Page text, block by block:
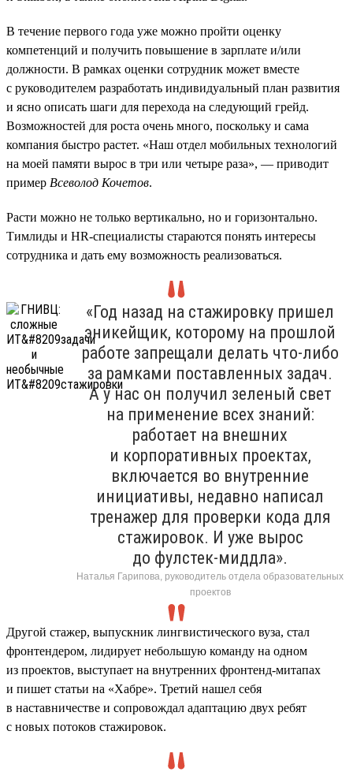
В течение первого года уже можно пройти оценку
компетенций и получить повышение в зарплате и/или
должности. В рамках оценки сотрудник может вместе
с руководителем разработать индивидуальный план развития
и ясно описать шаги для перехода на следующий грейд.
Возможностей для роста очень много, поскольку и сама
компания быстро растет. «Наш отдел мобильных технологий
на моей памяти вырос в три или четыре раза», — приводит
пример Всеволод Кочетов.
Расти можно не только вертикально, но и горизонтально.
Тимлиды и HR-специалисты стараются понять интересы
сотрудника и дать ему возможность реализоваться.
«Год назад на стажировку пришел
эникейщик, которому на прошлой
работе запрещали делать что-либо
за рамками поставленных задач.
А у нас он получил зеленый свет
на применение всех знаний:
работает на внешних
и корпоративных проектах,
включается во внутренние
инициативы, недавно написал
тренажер для проверки кода для
стажировок. И уже вырос
до фулстек-миддла».
Наталья Гарипова, руководитель отдела образовательных
проектов
Другой стажер, выпускник лингвистического вуза, стал
фронтендером, лидирует небольшую команду на одном
из проектов, выступает на внутренних фронтенд-митапах
и пишет статьи на «Хабре». Третий нашел себя
в наставничестве и сопровождал адаптацию двух ребят
с новых потоков стажировок.